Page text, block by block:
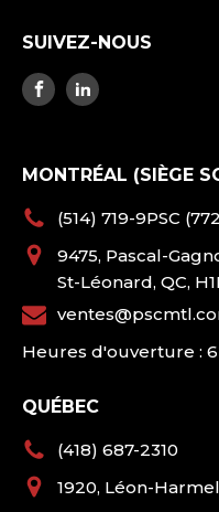
SUIVEZ-NOUS
MONTRÉAL (SIÈGE
(514) 719-9PSC
9475, Pascal-
St-Léonard, QC,
Heures d'ouverture :
QUÉBEC
(418) 687-2310
1920, Léon-